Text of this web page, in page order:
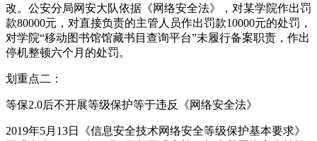
改。公安分局网安大队依据《网络安全法》，对某学院作出罚
款80000元，对直接负责的主管人员作出罚款10000元的处罚，
对学院“移动图书馆馆藏书目查询平台”未履行备案职责，作出
停机整顿六个月的处罚。
划重点二：
等保2.0后不开展等级保护等于违反《网络安全法》
2019年5月13日《信息安全技术网络安全等级保护基本要求》